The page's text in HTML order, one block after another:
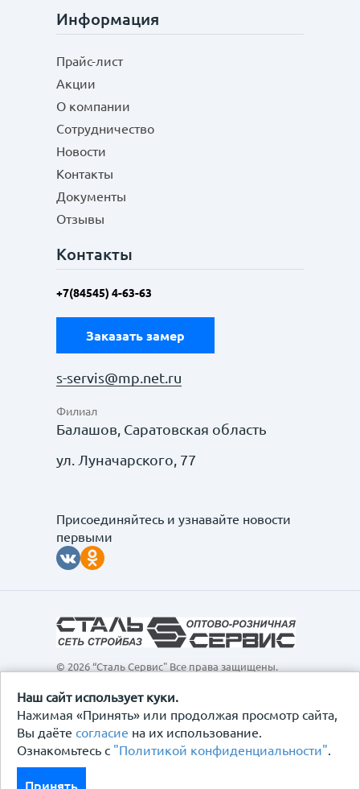
Наш сайт использует куки.
Нажимая «Принять» или продолжая просмотр сайта,
Вы даёте согласие на их использование.
Ознакомьтесь с "Политикой конфиденциальности".
Принять
Информация
Прайс-лист
Акции
О компании
Сотрудничество
Новости
Контакты
Документы
Отзывы
Контакты
+7(84545) 4-63-63
Заказать замер
s-servis@mp.net.ru
Филиал
Балашов, Саратовская область
ул. Луначарского, 77
Присоединяйтесь и узнавайте новости
первыми
© 2026 “Сталь Сервис" Все права защищены.
интернет-сайт, а также вся информация о товарах и
ценах, предоставленная на нём, носит
исключительно информационный характер и ни при
каких условиях не является публичной офертой,
определяемой положениями Статьи 437